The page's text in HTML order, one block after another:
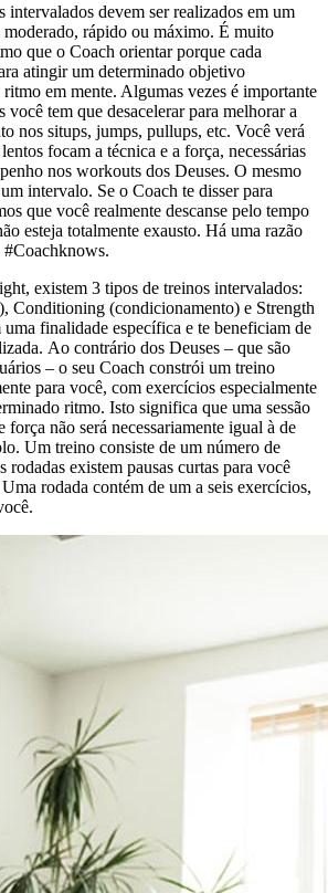
intervalados devem ser realizados em um
rápido ou máximo. É muito
que o Coach orientar porque cada
atingir um determinado objetivo
em mente. Algumas vezes é importante
você tem que desacelerar para melhorar a
nos situps, jumps, pullups, etc. Você verá
focam a técnica e a força, necessárias
nos workouts dos Deuses. O mesmo
intervalo. Se o Coach te disser para
que você realmente descanse pelo tempo
esteja totalmente exausto. Há uma razão
#Coachknows.
existem 3 tipos de treinos intervalados:
Conditioning (condicionamento) e Strength
finalidade específica e te beneficiam de
Ao contrário dos Deuses – que são
– o seu Coach constrói um treino
para você, com exercícios especialmente
ritmo. Isto significa que uma sessão
não será necessariamente igual à de
Um treino consiste de um número de
rodadas existem pausas curtas para você
rodada contém de um a seis exercícios,